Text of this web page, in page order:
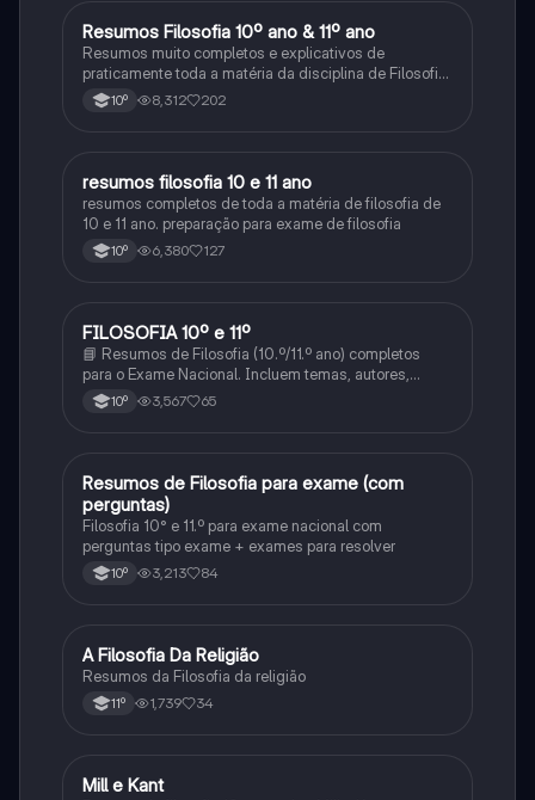
Filosofia
Resumos Filosofia 10º ano & 11º ano
Resumos muito completos e explicativos de
praticamente toda a matéria da disciplina de Filosofia
10º 8,312 202
Filosofia
resumos filosofia 10 e 11 ano
resumos completos de toda a matéria de filosofia de
10 e 11 ano. preparação para exame de filosofia
10º 6,380 127
Filosofia
FILOSOFIA 10º e 11º
📘 Resumos de Filosofia (10.º/11.º ano) completos
para o Exame Nacional. Incluem temas, autores,
definições e comparações. Simples, organizados e
prontos a usar! 📩 Envia mensagem e estuda com
10º 3,567 65
Filosofia
Resumos de Filosofia para exame (com
perguntas)
Filosofia 10° e 11.º para exame nacional com
perguntas tipo exame + exames para resolver
10º 3,213 84
Filosofia
A Filosofia Da Religião
Resumos da Filosofia da religião
11º 1,739 34
Filosofia
Mill e Kant